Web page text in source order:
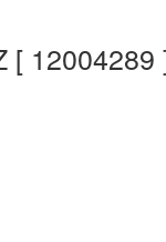
[ 12004289